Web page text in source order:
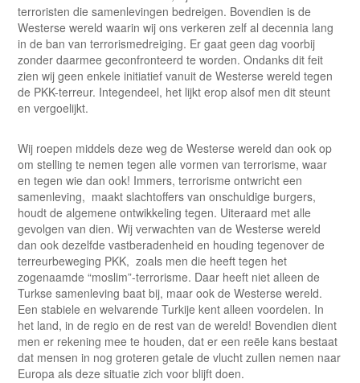
terroristen die samenlevingen bedreigen. Bovendien is de
Westerse wereld waarin wij ons verkeren zelf al decennia lang
in de ban van terrorismedreiging. Er gaat geen dag voorbij
zonder daarmee geconfronteerd te worden. Ondanks dit feit
zien wij geen enkele initiatief vanuit de Westerse wereld tegen
de PKK-terreur. Integendeel, het lijkt erop alsof men dit steunt
en vergoelijkt.
Wij roepen middels deze weg de Westerse wereld dan ook op
om stelling te nemen tegen alle vormen van terrorisme, waar
en tegen wie dan ook! Immers, terrorisme ontwricht een
samenleving, maakt slachtoffers van onschuldige burgers,
houdt de algemene ontwikkeling tegen. Uiteraard met alle
gevolgen van dien. Wij verwachten van de Westerse wereld
dan ook dezelfde vastberadenheid en houding tegenover de
terreurbeweging PKK, zoals men die heeft tegen het
zogenaamde “moslim”-terrorisme. Daar heeft niet alleen de
Turkse samenleving baat bij, maar ook de Westerse wereld.
Een stabiele en welvarende Turkije kent alleen voordelen. In
het land, in de regio en de rest van de wereld! Bovendien dient
men er rekening mee te houden, dat er een reële kans bestaat
dat mensen in nog groteren getale de vlucht zullen nemen naar
Europa als deze situatie zich voor blijft doen.